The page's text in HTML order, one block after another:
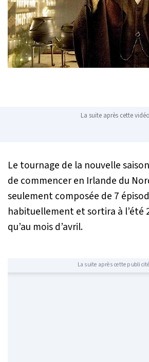
La suite après cette vidéo
Le tournage de la nouvelle
de commencer en Irlande du
seulement composée de 7
habituellement et sortira à l’été
qu’au mois d’avril.
La suite après cette publicité